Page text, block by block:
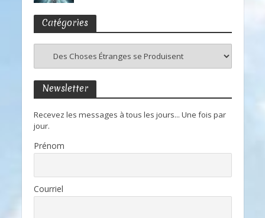
Catégories
Newsletter
Recevez les messages à tous les jours... Une fois par
jour.
Prénom
Courriel